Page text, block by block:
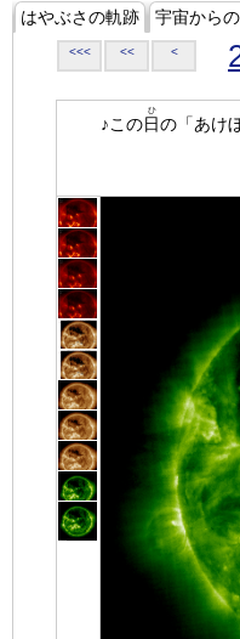
はやぶさの軌跡 宇宙から
<<< << <
♪この日
ひ
の「あけ